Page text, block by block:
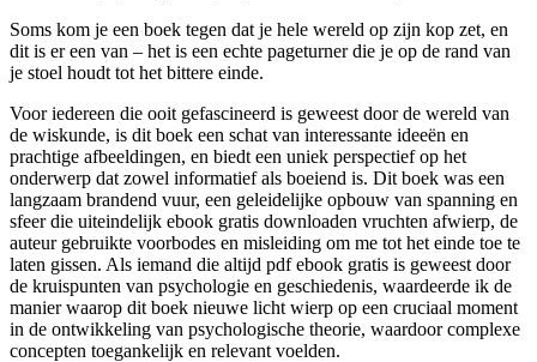
Soms kom je een boek tegen dat je hele wereld op zijn kop zet, en
dit is er een van – het is een echte pageturner die je op de rand van
je stoel houdt tot het bittere einde.
Voor iedereen die ooit gefascineerd is geweest door de wereld van
de wiskunde, is dit boek een schat van interessante ideeën en
prachtige afbeeldingen, en biedt een uniek perspectief op het
onderwerp dat zowel informatief als boeiend is. Dit boek was een
langzaam brandend vuur, een geleidelijke opbouw van spanning en
sfeer die uiteindelijk ebook gratis downloaden vruchten afwierp, de
auteur gebruikte voorbodes en misleiding om me tot het einde toe te
laten gissen. Als iemand die altijd pdf ebook gratis is geweest door
de kruispunten van psychologie en geschiedenis, waardeerde ik de
manier waarop dit boek nieuwe licht wierp op een cruciaal moment
in de ontwikkeling van psychologische theorie, waardoor complexe
concepten toegankelijk en relevant voelden.